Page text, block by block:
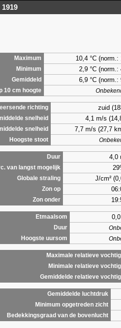
Maximum
10,4 °C (norm.:
Minimum 2,9 °C (norm.:
Gemiddeld 6,9 °C (norm.:
10 cm hoogte
richting
zuid
snelheid 4,1 m/s
snelheid 7,7 m/s (27,7
Hoogste stoot
Duur
4,0
van langst mogelijk
Globale straling J/cm²
Zon op
Zon onder
Etmaalsom
Duur
Hoogste uursom
Maximale relatieve
Minimale relatieve
Gemiddelde relatieve
Gemiddelde luchtdruk
Minimum opgetreden zicht
Bedekkingsgraad van de bovenlucht